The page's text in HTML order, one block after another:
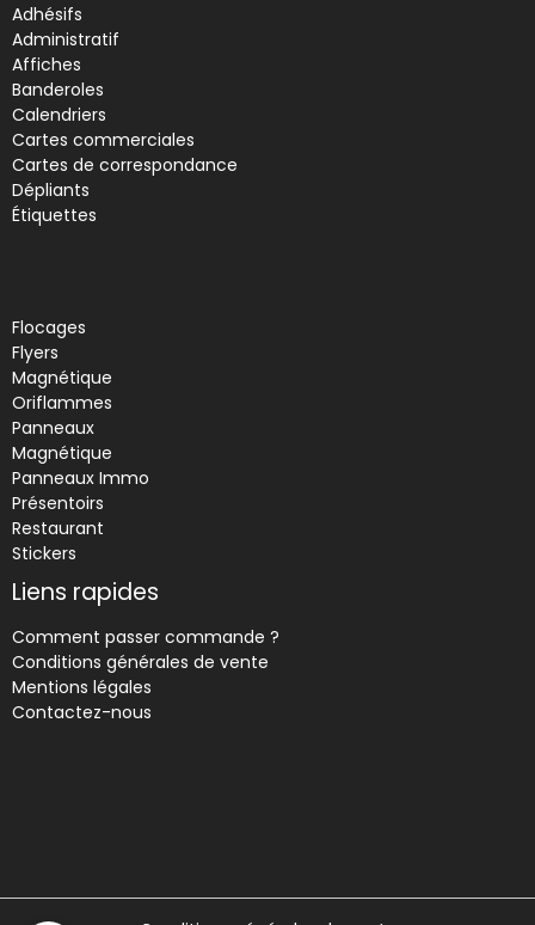
Adhésifs
Administratif
Affiches
Banderoles
Calendriers
Cartes commerciales
Cartes de correspondance
Dépliants
Étiquettes
Flocages
Flyers
Magnétique
Oriflammes
Panneaux
Magnétique
Panneaux Immo
Présentoirs
Restaurant
Stickers
Liens rapides
Comment passer commande ?
Conditions générales de vente
Mentions légales
Contactez-nous